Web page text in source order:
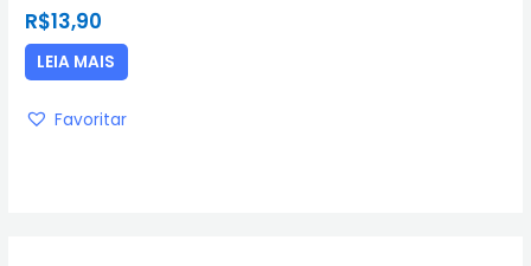
Avaliação
0
5
R$13,90
LEIA MAIS
Favoritar